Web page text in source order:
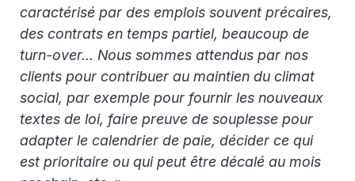
caractérisé par des emplois souvent précaires,
des contrats en temps partiel, beaucoup de
turn-over… Nous sommes attendus par nos
clients pour contribuer au maintien du climat
social, par exemple pour fournir les nouveaux
textes de loi, faire preuve de souplesse pour
adapter le calendrier de paie, décider ce qui
est prioritaire ou qui peut être décalé au mois